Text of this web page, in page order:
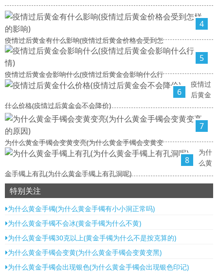
4
疫情过后黄金有什么影响(疫情过后黄金价格会受到怎
5
疫情过后黄金会影响什么(疫情过后黄金会影响什么行
6
疫情过
后黄金
什么价格(疫情过后黄金会不会降价)
7
为什么黄金手镯会变黄变亮(为什么黄金手镯会变黄变
8
为什
么黄
金手镯上有孔(为什么黄金手镯上有孔洞呢)
特别关注
为什么黄金手镯(为什么黄金手镯有小小洞正常吗)
为什么黄金手镯不会冰(黄金手镯为什么不黄)
为什么黄金手镯30克以上(黄金手镯为什么不是按克算的)
为什么黄金手镯会变黄(为什么黄金手镯会变黄变黑)
为什么黄金手镯会出现银色(为什么黄金手镯会出现银色印记)